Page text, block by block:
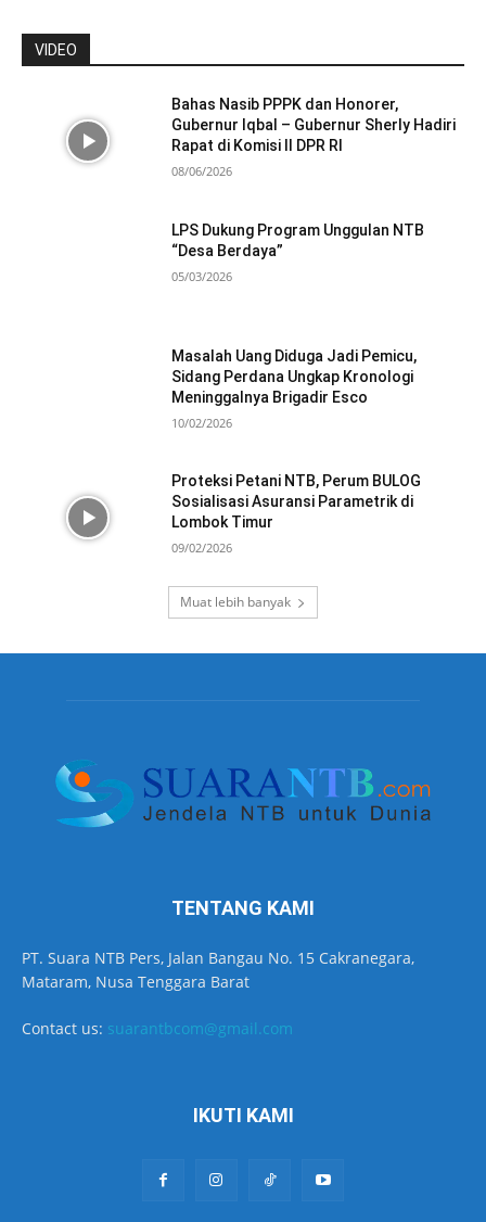
VIDEO
Bahas Nasib PPPK dan Honorer,
Gubernur Iqbal – Gubernur Sherly Hadiri
Rapat di Komisi II DPR RI
08/06/2026
LPS Dukung Program Unggulan NTB
“Desa Berdaya”
05/03/2026
Masalah Uang Diduga Jadi Pemicu,
Sidang Perdana Ungkap Kronologi
Meninggalnya Brigadir Esco
10/02/2026
Proteksi Petani NTB, Perum BULOG
Sosialisasi Asuransi Parametrik di
Lombok Timur
09/02/2026
Muat lebih banyak
TENTANG KAMI
PT. Suara NTB Pers, Jalan Bangau No. 15 Cakranegara,
Mataram, Nusa Tenggara Barat
Contact us: suarantbcom@gmail.com
IKUTI KAMI